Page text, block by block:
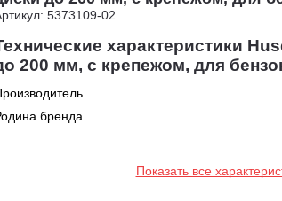
5373109-02
характеристики
200 мм, с крепежом, для
бренда
Показать все